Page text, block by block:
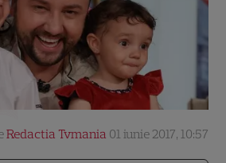
Redactia Tvmania 01 iunie 2017, 10:57